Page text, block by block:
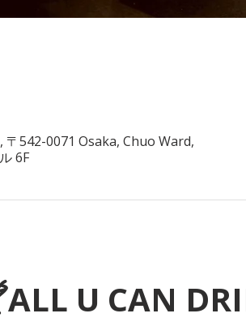
542-0071 Osaka, Chuo Ward,
6F
U CAN